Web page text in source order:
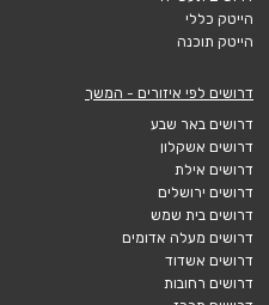
הייטק כללי
הייטק תוכנה
דרושים לפי איזורים - המשך
דרושים באר שבע
דרושים אשקלון
דרושים אילת
דרושים ירושלים
דרושים בית שמש
דרושים מעלה אדומים
דרושים אשדוד
דרושים רחובות